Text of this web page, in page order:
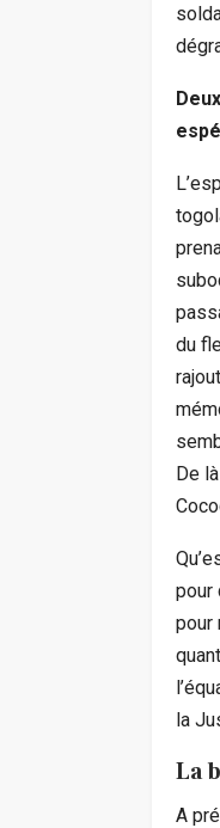
du
De
pour
pour
la
La
A